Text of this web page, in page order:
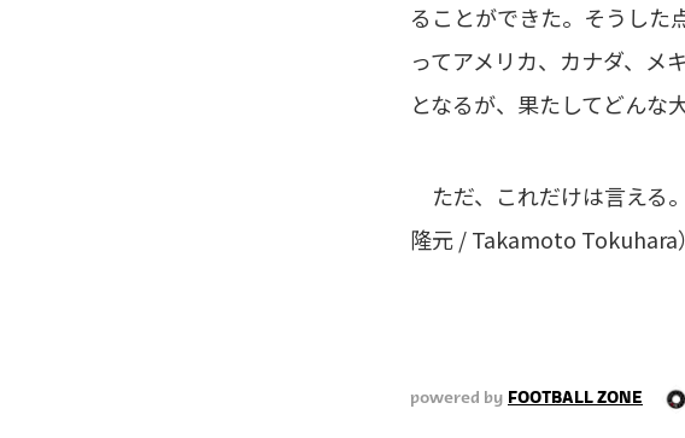
ることができた。そうした
ってアメリカ、カナダ、メ
となるが、果たしてどんな
ただ、これだけは言える
隆元 / Takamoto Tokuhara）
powered by FOOTBALL ZONE